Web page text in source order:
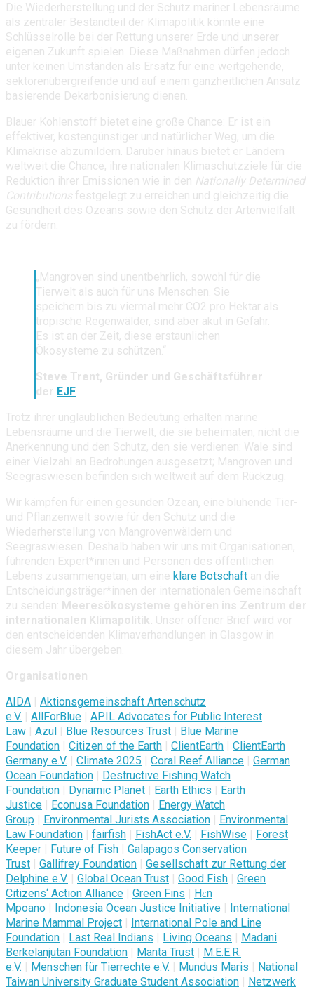
Die Wiederherstellung und der Schutz mariner Lebensräume
als zentraler Bestandteil der Klimapolitik könnte eine
Schlüsselrolle bei der Rettung unserer Erde und unserer
eigenen Zukunft spielen. Diese Maßnahmen dürfen jedoch
unter keinen Umständen als Ersatz für eine weitgehende,
sektorenübergreifende und auf einem ganzheitlichen Ansatz
basierende Dekarbonisierung dienen.
Blauer Kohlenstoff bietet eine große Chance: Er ist ein
effektiver, kostengünstiger und natürlicher Weg, um die
Klimakrise abzumildern. Darüber hinaus bietet er Ländern
weltweit die Chance, ihre nationalen Klimaschutzziele für die
Reduktion ihrer Emissionen wie in den Nationally Determined
Contributions festgelegt zu erreichen und gleichzeitig die
Gesundheit des Ozeans sowie den Schutz der Artenvielfalt
zu fördern.
„Mangroven sind unentbehrlich, sowohl für die
Tierwelt als auch für uns Menschen. Sie
speichern bis zu viermal mehr CO2 pro Hektar als
tropische Regenwälder, sind aber akut in Gefahr.
Es ist an der Zeit, diese erstaunlichen
Ökosysteme zu schützen.“
Steve Trent, Gründer und Geschäftsführer
der EJF
Trotz ihrer unglaublichen Bedeutung erhalten marine
Lebensräume und die Tierwelt, die sie beheimaten, nicht die
Anerkennung und den Schutz, den sie verdienen: Wale sind
einer Vielzahl an Bedrohungen ausgesetzt; Mangroven und
Seegraswiesen befinden sich weltweit auf dem Rückzug.
Wir kämpfen für einen gesunden Ozean, eine blühende Tier-
und Pflanzenwelt sowie für den Schutz und die
Wiederherstellung von Mangrovenwäldern und
Seegraswiesen. Deshalb haben wir uns mit Organisationen,
führenden Expert*innen und Personen des öffentlichen
Lebens zusammengetan, um eine klare Botschaft an die
Entscheidungsträger*innen der internationalen Gemeinschaft
zu senden: Meeresökosysteme gehören ins Zentrum der
internationalen Klimapolitik. Unser offener Brief wird vor
den entscheidenden Klimaverhandlungen in Glasgow in
diesem Jahr übergeben.
Organisationen
AIDA
Aktionsgemeinschaft Artenschutz
e.V.
AllForBlue
APIL Advocates for Public Interest
Law
Azul Blue Resources Trust
Blue Marine
Foundation
Citizen of the Earth ClientEarth
ClientEarth
Germany e.V.
Climate 2025 Coral Reef Alliance
German
Ocean Foundation
Destructive Fishing Watch
Foundation
Dynamic Planet Earth Ethics
Earth
Justice
Econusa Foundation
Energy Watch
Group
Environmental Jurists Association
Environmental
Law Foundation
fairfish FishAct e.V. FishWise
Forest
Keeper
Future of Fish
Galapagos Conservation
Trust
Gallifrey Foundation
Gesellschaft zur Rettung der
Delphine e.V.
Global Ocean Trust Good Fish
Green
Citizens‘ Action Alliance
Green Fins
Hɛn
Mpoano
Indonesia Ocean Justice Initiative
International
Marine Mammal Project
International Pole and Line
Foundation
Last Real Indians Living Oceans
Madani
Berkelanjutan Foundation
Manta Trust
M.E.E.R.
e.V.
Menschen für Tierrechte e.V. Mundus Maris
National
Taiwan University Graduate Student Association
Netzwerk